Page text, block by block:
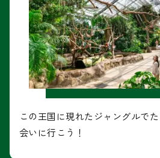
この王国に現れたジャングルで
会いに行こう！